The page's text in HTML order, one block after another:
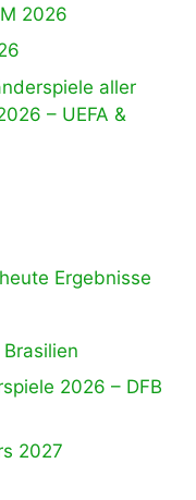
2026
aller
– UEFA &
Ergebnisse
2026 – DFB
2027